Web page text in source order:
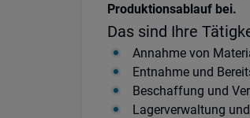
Produktionsablauf bei.
Das sind Ihre
Annahme von
Entnahme und
Beschaffung und
Lagerverwaltung